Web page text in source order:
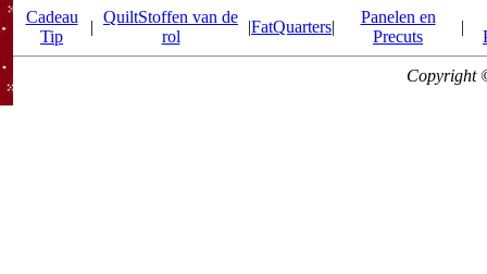
Cadeau
Tip
|
QuiltStoffen van de
rol
|FatQuarters|
Panelen en
Precuts
|
Copyright